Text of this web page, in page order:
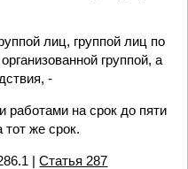
лиц, группой лиц по
группой, а
-
работами на срок до пяти
же срок.
|Статья 287